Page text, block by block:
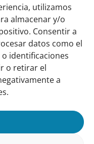
utilizamos
almacenar y/o
Consentir a
datos como el
identificaciones
o retirar el
a